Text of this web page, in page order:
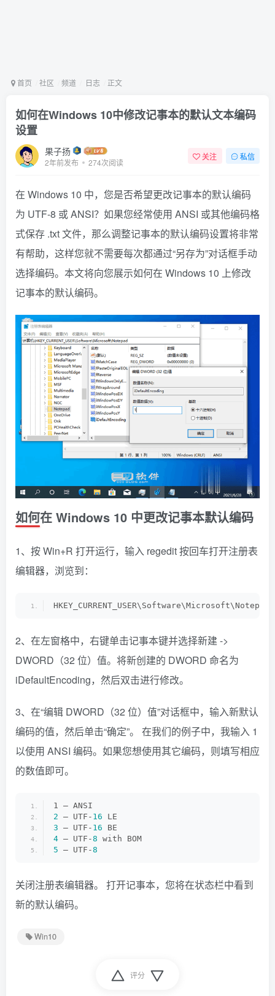
首页 社区 频道 日志 正文
如何在Windows 10中修改记事本的默认文本编码
设置
果子扬
2年前发布 274次阅读
关注 私信
在 Windows 10 中，您是否希望更改记事本的默认编码
为 UTF-8 或 ANSI？如果您经常使用 ANSI 或其他编码格
式保存 .txt 文件，那么调整记事本的默认编码设置将非常
有帮助，这样您就不需要每次都通过“另存为”对话框手动
选择编码。本文将向您展示如何在 Windows 10 上修改
记事本的默认编码。
如何在 Windows 10 中更改记事本默认编码
1、按 Win+R 打开运行，输入 regedit 按回车打开注册表
编辑器，浏览到：
HKEY_CURRENT_USER\Software\Microsoft\Notepad
2、在左窗格中，右键单击记事本键并选择新建 ->
DWORD（32 位）值。将新创建的 DWORD 命名为
iDefaultEncoding，然后双击进行修改。
3、在“编辑 DWORD（32 位）值”对话框中，输入新默认
编码的值，然后单击“确定”。 在我们的例子中，我输入 1
以使用 ANSI 编码。如果您想使用其它编码，则填写相应
的数值即可。
1 – ANSI
2 – UTF- 16 LE
3 – UTF- 16 BE
4 – UTF-8 with BOM
5 – UTF-8
关闭注册表编辑器。 打开记事本，您将在状态栏中看到
新的默认编码。
Win10
评分